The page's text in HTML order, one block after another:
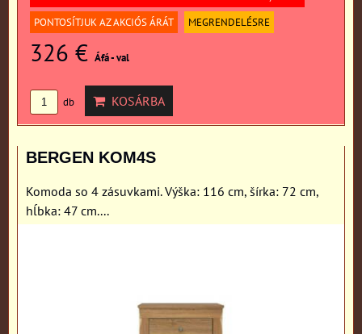
PONTOSÍTJUK AZ AKCIÓS ÁRÁT
MEGRENDELÉSRE
326 € Áfá - val
db KOSÁRBA
BERGEN KOM4S
Komoda so 4 zásuvkami. Výška: 116 cm, šírka: 72 cm,
hĺbka: 47 cm....